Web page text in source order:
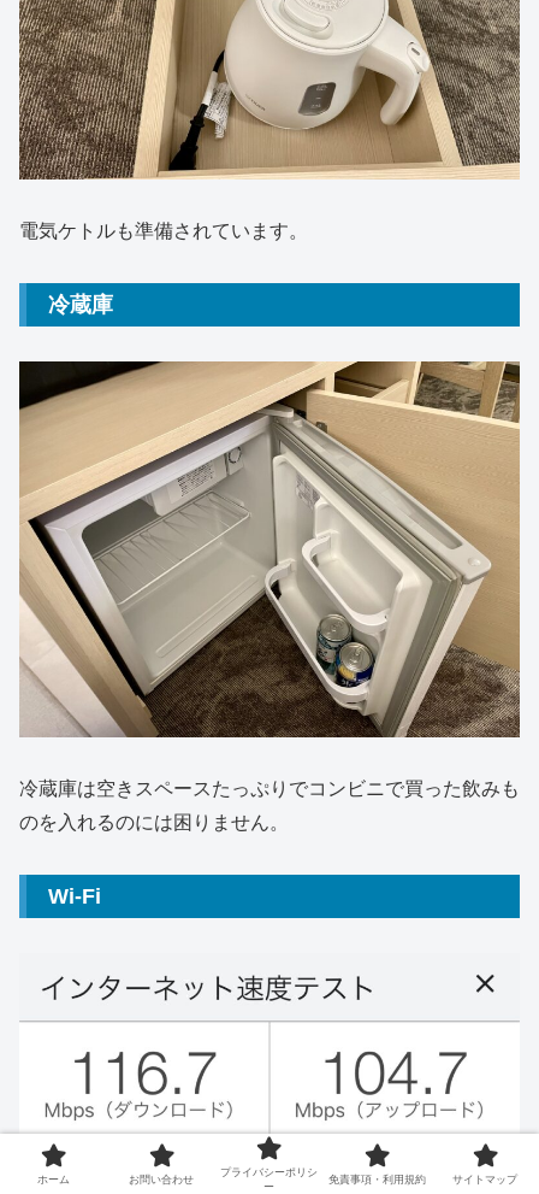
電気ケトルも準備されています。
冷蔵庫
冷蔵庫は空きスペースたっぷりでコンビニで買った飲みも
のを入れるのには困りません。
Wi-Fi
ホーム お問い合わせ
プライバシーポリシ
ー
免責事項・利用規約 サイトマップ